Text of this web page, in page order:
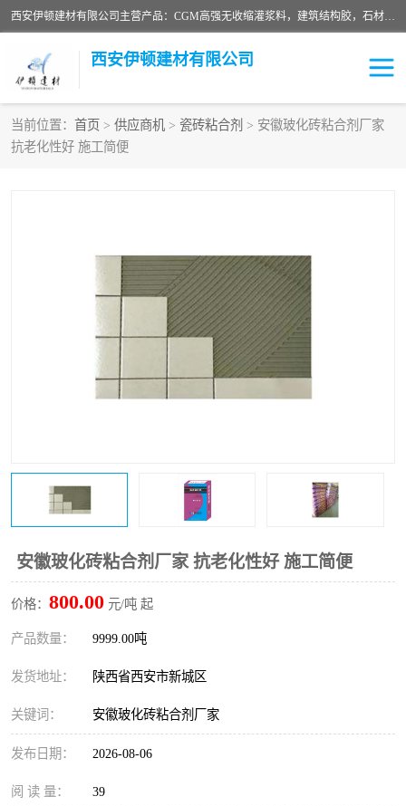
西安伊顿建材有限公司主营产品：CGM高强无收缩灌浆料，建筑结构胶，石材粘合剂，柔性防水材料，环氧修补砂浆等在各个行业得到了客户认可。
西安伊顿建材有限公司
当前位置： 首页 > 供应商机 > 瓷砖粘合剂 > 安徽玻化砖粘合剂厂家
抗老化性好 施工简便
安徽玻化砖粘合剂厂家 抗老化性好 施工简便
价格： 800.00 元/吨 起
产品数量： 9999.00吨
发货地址： 陕西省西安市新城区
关键词： 安徽玻化砖粘合剂厂家
发布日期： 2026-08-06
阅 读 量： 39
灌浆料
瓷砖粘合剂 沥青冷补料
高延性混凝土 速凝剂
金刚砂
膨胀剂 混凝土防碳化涂料
融雪剂